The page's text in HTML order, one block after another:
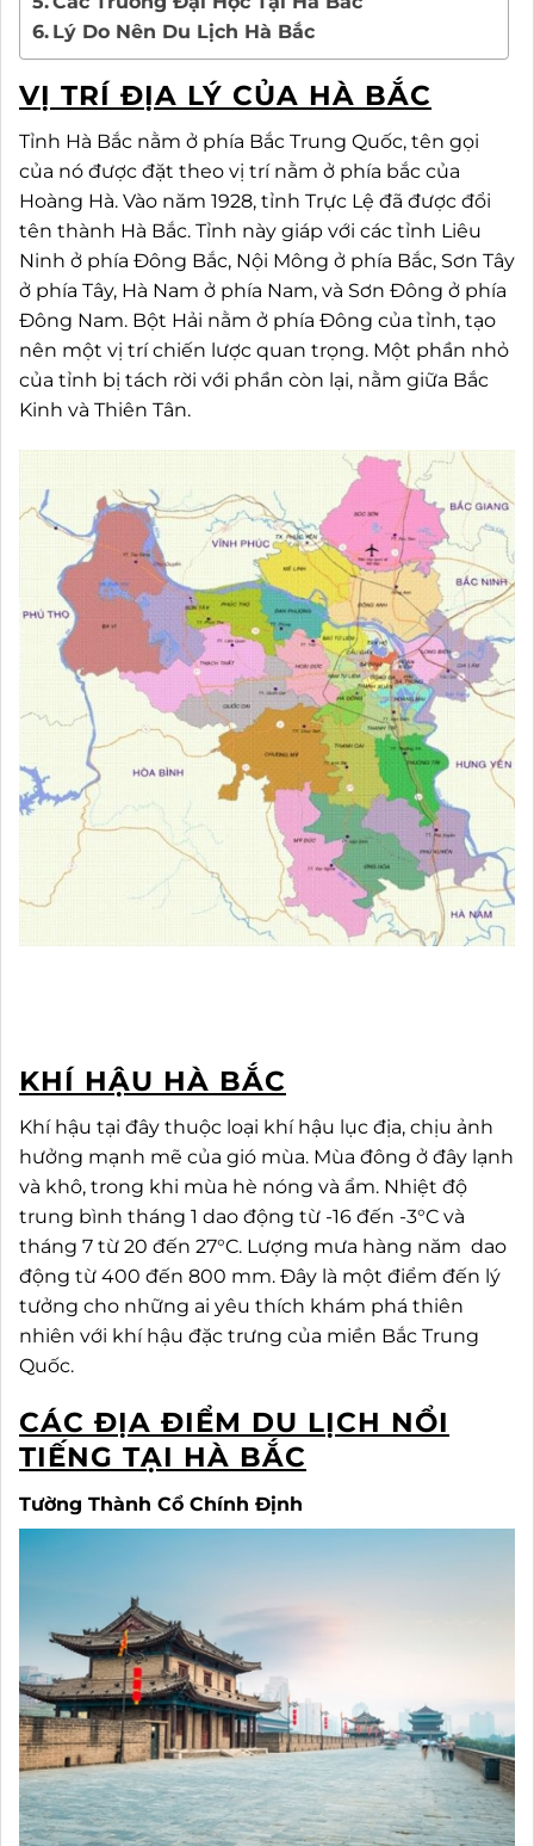
Lý Do Nên Du Lịch Hà Bắc
VỊ TRÍ ĐỊA LÝ CỦA HÀ BẮC
Tỉnh Hà Bắc nằm ở phía Bắc Trung Quốc, tên gọi
của nó được đặt theo vị trí nằm ở phía bắc của
Hoàng Hà. Vào năm 1928, tỉnh Trực Lệ đã được đổi
tên thành Hà Bắc. Tỉnh này giáp với các tỉnh Liêu
Ninh ở phía Đông Bắc, Nội Mông ở phía Bắc, Sơn Tây
ở phía Tây, Hà Nam ở phía Nam, và Sơn Đông ở phía
Đông Nam. Bột Hải nằm ở phía Đông của tỉnh, tạo
nên một vị trí chiến lược quan trọng. Một phần nhỏ
của tỉnh bị tách rời với phần còn lại, nằm giữa Bắc
Kinh và Thiên Tân.
KHÍ HẬU HÀ BẮC
Khí hậu tại đây thuộc loại khí hậu lục địa, chịu ảnh
hưởng mạnh mẽ của gió mùa. Mùa đông ở đây lạnh
và khô, trong khi mùa hè nóng và ẩm. Nhiệt độ
trung bình tháng 1 dao động từ -16 đến -3°C và
tháng 7 từ 20 đến 27°C. Lượng mưa hàng năm dao
động từ 400 đến 800 mm. Đây là một điểm đến lý
tưởng cho những ai yêu thích khám phá thiên
nhiên với khí hậu đặc trưng của miền Bắc Trung
Quốc.
CÁC ĐỊA ĐIỂM DU LỊCH NỔI
TIẾNG TẠI HÀ BẮC
Tường Thành Cổ Chính Định